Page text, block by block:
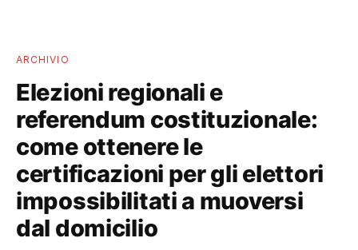
ARCHIVIO
Elezioni regionali e
referendum costituzionale:
come ottenere le
certificazioni per gli elettori
impossibilitati a muoversi
dal domicilio